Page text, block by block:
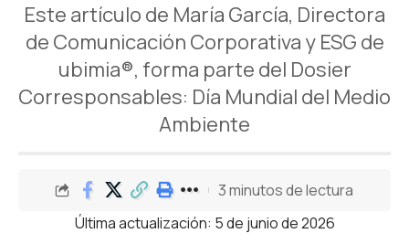
Este artículo de María García, Directora
de Comunicación Corporativa y ESG de
ubimia®, forma parte del Dosier
Corresponsables: Día Mundial del Medio
Ambiente
Última actualización: 5 de junio de 2026
3 minutos de lectura